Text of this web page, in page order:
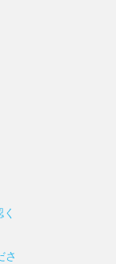
さ